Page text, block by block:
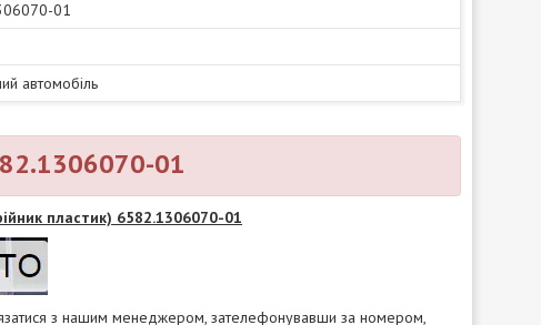
01
автомобіль
01
пластик) 6582.1306070-01
з нашим менеджером, зателефонувавши за номером,